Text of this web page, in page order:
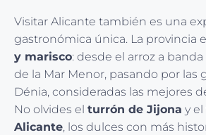
Visitar Alicante también es una
gastronómica única. La provincia
y marisco: desde el arroz a
de la Mar Menor, pasando por las
Dénia, consideradas las mejores
No olvides el turrón de Jijona y el
Alicante, los dulces con más